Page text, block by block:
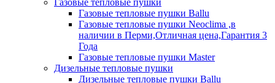
Газовые тепловые пушки Ballu
Газовые тепловые пушки Neoclima ,в
наличии в Перми,Отличная цена,Гарантия 3
Года
Газовые тепловые пушки Master
Дизельные тепловые пушки
Дизельные тепловые пушки Ballu